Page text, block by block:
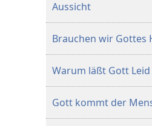
Aussicht
Brauchen wir Gottes
Warum läßt Gott
Gott kommt der